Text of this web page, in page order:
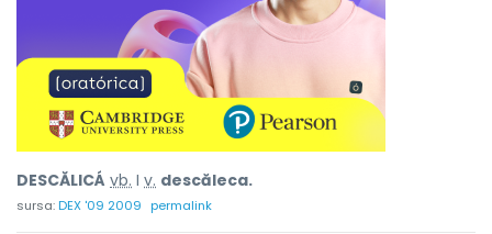
DESCĂLICÁ vb. I v. descăleca.
sursa:DEX '09 2009 permalink